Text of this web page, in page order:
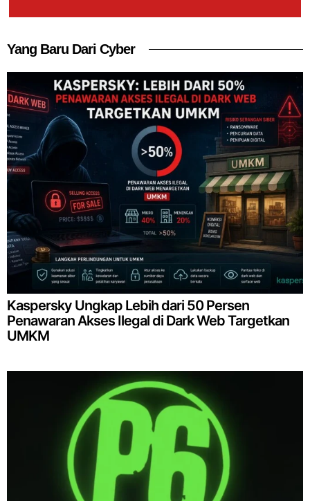
Yang Baru Dari Cyber
Kaspersky Ungkap Lebih dari 50 Persen
Penawaran Akses Ilegal di Dark Web Targetkan
UMKM